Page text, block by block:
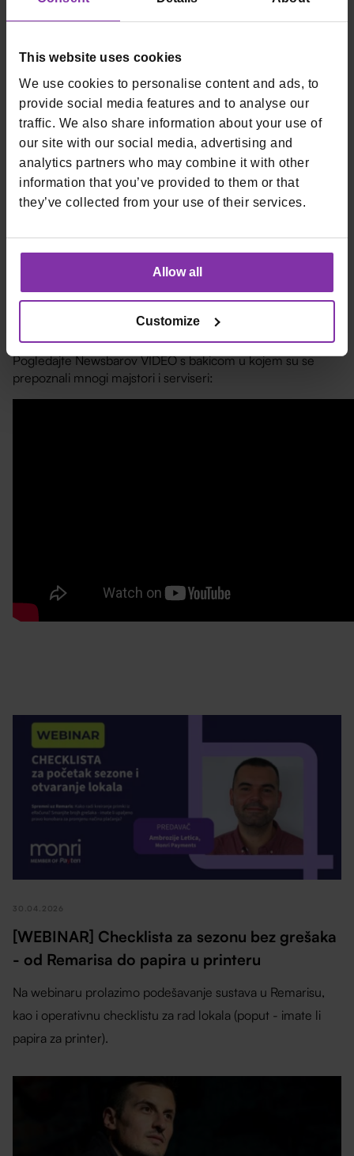
This website uses cookies
We use cookies to personalise content and ads, to
provide social media features and to analyse our
traffic. We also share information about your use of
our site with our social media, advertising and
analytics partners who may combine it with other
information that you’ve provided to them or that
they’ve collected from your use of their services.
Allow all
Customize
plaćate samo kad naplaćujete karticama.
jest, blagajna se može kupiti ili iznajmiti, s tim da najam
Start mobilna blagajna može izdavati i R1 račun, a imate li
klijente koji ne žele papirnati račun, uz Start možete poslati
račun e-mailom.
U slučaju da su usluge ili proizvod koji prodajete višeg
cjenovnog ranga moguće je i dodavanje plaćanja na rate
kao dodatne opcije na blagajni.
možete osloniti na Wi-Fi možete koristiti SIM karticu bilo
Više o Startu pročitajteOVDJE ili se javite na
Pogledajte Newsbarov VIDEO s bakicom u kojem su se
prepoznali mnogi majstori i serviseri:
30.04.2026
[WEBINAR] Checklista za sezonu bez grešaka
- od Remarisa do papira u printeru
Na webinaru prolazimo podešavanje sustava u Remarisu,
kao i operativnu checklistu za rad lokala (poput - imate li
papira za printer).